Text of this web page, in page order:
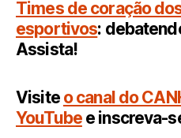
Times de coração
esportivos:
Assista!
Visite o canal do
YouTubee inscreva-